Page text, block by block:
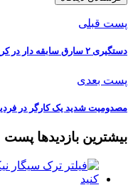
پست قبلی
دستگیری ۲ سارق سابقه دار در کرج
پست بعدی
مصدومیت شدید یک کارگر در
بیشترین بازدیدها پست